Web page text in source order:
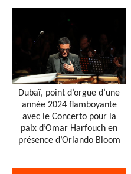
Dubaï, point d’orgue d’une
année 2024 flamboyante
avec le Concerto pour la
paix d’Omar Harfouch en
présence d’Orlando Bloom